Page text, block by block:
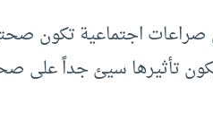
اجتماعية تكون
تأثيرها سيئ جداً على